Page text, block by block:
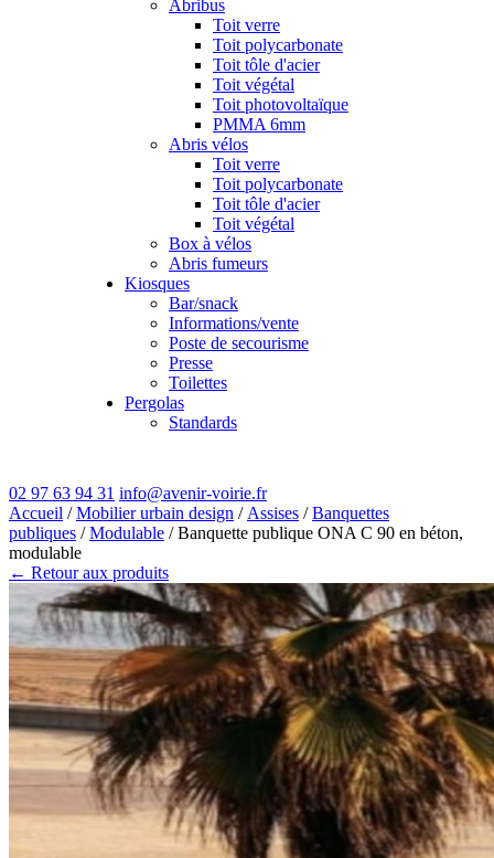
Abribus
Toit verre
Toit polycarbonate
Toit tôle d'acier
Toit végétal
Toit photovoltaïque
PMMA 6mm
Abris vélos
Toit verre
Toit polycarbonate
Toit tôle d'acier
Toit végétal
Box à vélos
Abris fumeurs
Kiosques
Bar/snack
Informations/vente
Poste de secourisme
Presse
Toilettes
Pergolas
Standards
02 97 63 94 31 info@avenir-voirie.fr
Accueil /Mobilier urbain design / Assises /Banquettes
publiques /Modulable / Banquette publique ONA C 90 en béton,
modulable
← Retour aux produits